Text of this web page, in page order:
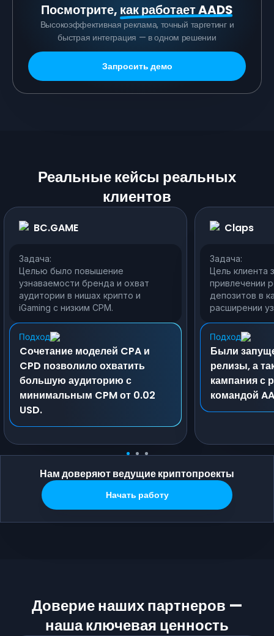
Посмотрите, как работает AADS
Высокоэффективная реклама, точный таргетинг и
быстрая интеграция — в одном решении
Запросить демо
Реальные кейсы реальных
клиентов
BC.GAME
Задача:
Целью было повышение
узнаваемости бренда и охват
аудитории в нишах крипто и
iGaming с низким CPM.
Cочетание моделей CPA и
CPD позволило охватить
большую аудиторию с
минимальным CPM от 0.02
USD.
Claps
Задача:
Цель клиента
привлечении
депозитов в
расширении
Были
релизы, а
кампания с
командой
Нам доверяют ведущие криптопроекты
Начать работу
Доверие наших партнеров —
наша ключевая ценность